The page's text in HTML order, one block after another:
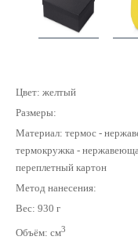
Цвет: желтый
Размеры:
Материал: термос -
термокружка -
переплетный картон
Метод нанесения:
Вес: 930 г
Объём: см3